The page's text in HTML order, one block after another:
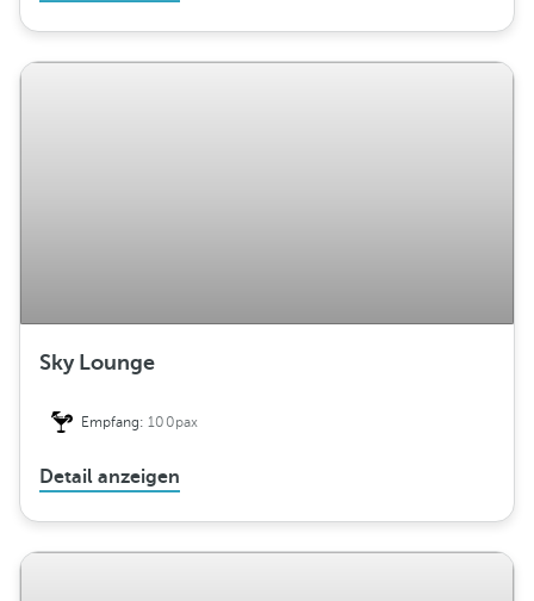
Sky Lounge
Empfang:100pax
Detail anzeigen